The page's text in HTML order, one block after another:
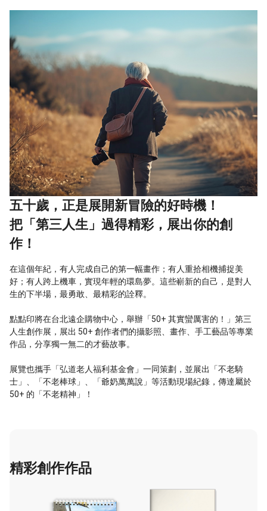
五十歲，正是展開新冒險的好時機！
把「第三人生」過得精彩，展出你的創
作！
在這個年紀，有人完成自己的第一幅畫作；有人重拾相機捕捉美
好；有人跨上機車，實現年輕的環島夢。這些嶄新的自己，是對人
生的下半場，最勇敢、最精彩的詮釋。
點點印將在台北遠企購物中心，舉辦「50+ 其實蠻厲害的！」第三
人生創作展，展出 50+ 創作者們的攝影照、畫作、手工藝品等專業
作品，分享獨一無二的才藝故事。
展覽也攜手「弘道老人福利基金會」一同策劃，並展出「不老騎
士」、「不老棒球」、「爺奶萬萬說」等活動現場紀錄，傳達屬於
50+ 的「不老精神」！
精彩創作作品